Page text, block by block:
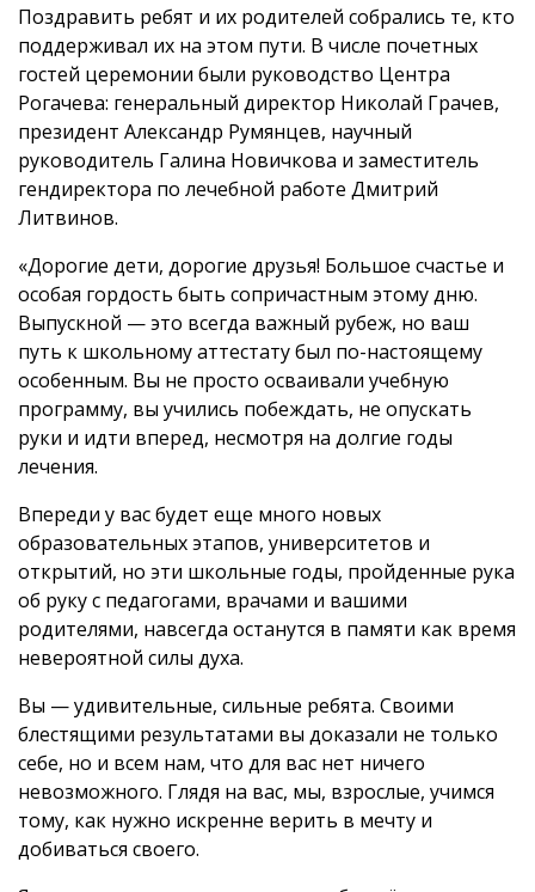
Поздравить ребят и их родителей собрались те, кто
поддерживал их на этом пути. В числе почетных
гостей церемонии были руководство Центра
Рогачева: генеральный директор Николай Грачев,
президент Александр Румянцев, научный
руководитель Галина Новичкова и заместитель
гендиректора по лечебной работе Дмитрий
Литвинов.
«Дорогие дети, дорогие друзья! Большое счастье и
особая гордость быть сопричастным этому дню.
Выпускной — это всегда важный рубеж, но ваш
путь к школьному аттестату был по-настоящему
особенным. Вы не просто осваивали учебную
программу, вы учились побеждать, не опускать
руки и идти вперед, несмотря на долгие годы
лечения.
Впереди у вас будет еще много новых
образовательных этапов, университетов и
открытий, но эти школьные годы, пройденные рука
об руку с педагогами, врачами и вашими
родителями, навсегда останутся в памяти как время
невероятной силы духа.
Вы — удивительные, сильные ребята. Своими
блестящими результатами вы доказали не только
себе, но и всем нам, что для вас нет ничего
невозможного. Глядя на вас, мы, взрослые, учимся
тому, как нужно искренне верить в мечту и
добиваться своего.